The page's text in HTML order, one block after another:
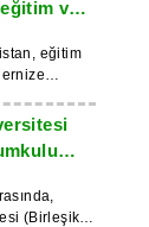
ve
eğitim
ve
geçirildi
devam
TDH'ye
etti
(Birleşik